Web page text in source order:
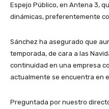
Espejo Público, en Antena 3,
dinámicas, preferentemente
Sánchez ha asegurado que
temporada, de cara a las
continuidad en una empresa
actualmente se encuentra en
Preguntada por nuestro